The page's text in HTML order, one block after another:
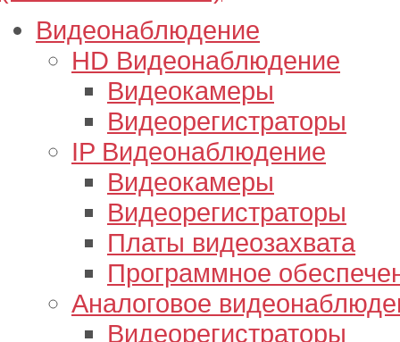
Видеонаблюдение
HD Видеонаблюдение
Видеокамеры
Видеорегистраторы
IP Видеонаблюдение
Видеокамеры
Видеорегистраторы
Платы видеозахвата
Программное
Аналоговое
Видеорегистраторы